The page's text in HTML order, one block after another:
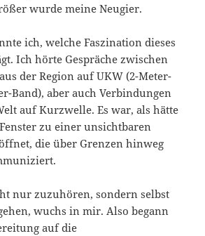
wurde meine Neugier.
ich, welche Faszination dieses
Ich hörte Gespräche zwischen
der Region auf UKW (2-Meter-
Band), aber auch Verbindungen
auf Kurzwelle. Es war, als hätte
zu einer unsichtbaren
die über Grenzen hinweg
nur zuzuhören, sondern selbst
wuchs in mir. Also begann
auf die